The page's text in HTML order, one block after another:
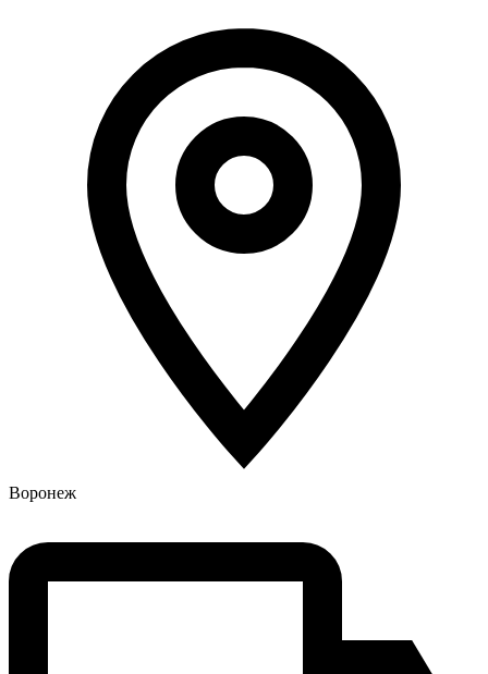
Воронеж